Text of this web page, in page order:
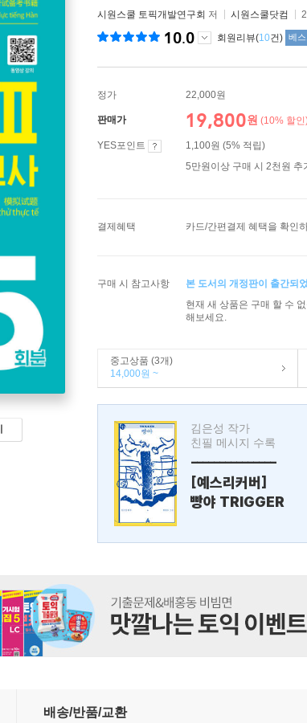
시원스쿨 토픽개발연구회 저 시원스쿨닷컴
10.0 회원리뷰(10건) 베스
정가 22,000원
판매가 19,800원 (10% 할인
YES포인트
1,100원 (5% 적립)
5만원이상 구매 시 2천원 추
결제혜택 카드/간편결제 혜택을 확인
구매 시 참고사항
본 도서의 개정판이 출간되
현재 새 상품은 구매 할 수
해보세요.
중고상품 (3개)
14,000원 ~
김은성 작가
친필 메시지 수록
---------------
[예스리커버]
빵야 TRIGGER
배송/반품/교환